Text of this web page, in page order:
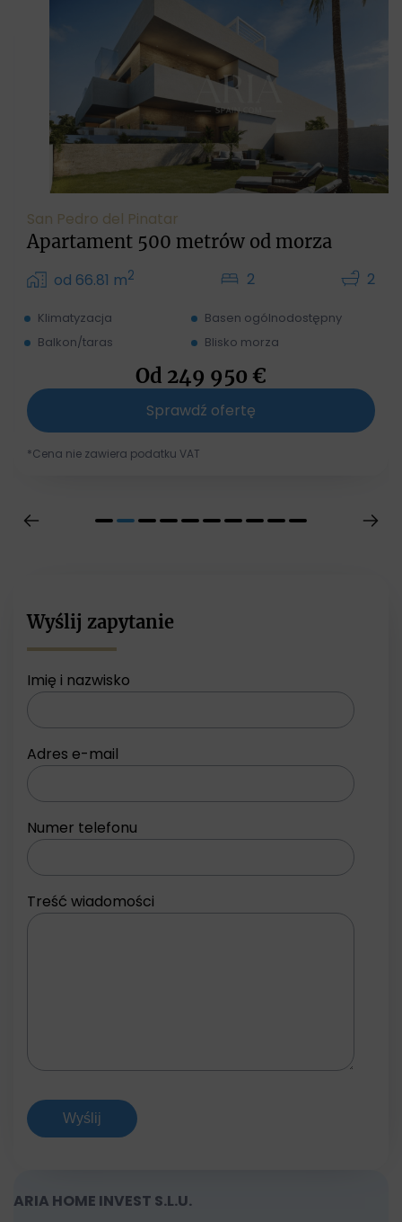
San Pedro del Pinatar
Apartament 500 metrów od morza
od 66.81 m2 2 2
Klimatyzacja
Basen ogólnodostępny
Balkon/taras
Blisko morza
Od 249 950 €
Sprawdź ofertę
*Cena nie zawiera podatku VAT
Wyślij zapytanie
Imię i nazwisko
Adres e-mail
Numer telefonu
Treść wiadomości
ARIA HOME INVEST S.L.U.